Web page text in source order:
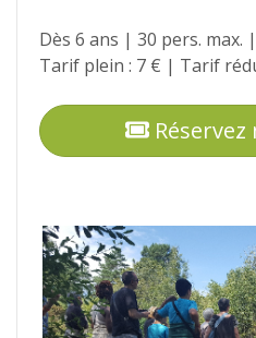
Dès 6 ans | 30 pers. max.
Tarif plein : 7 € | Tarif
Photos